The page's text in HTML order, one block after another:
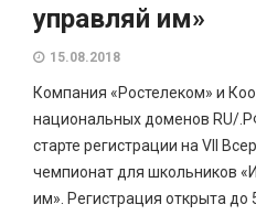
управляй им»
15.08.2018
Компания «Ростелеком» и
национальных доменов RU/
старте регистрации на VII
чемпионат для школьников
им». Регистрация открыта до